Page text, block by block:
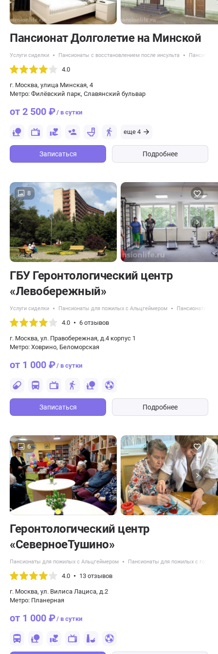
Пансионат Долголетие на Минской
Услуги сиделки Пансионаты с восстановлением после инсульта
4.0
г. Москва, улица Минская, 4
Метро: Филёвский парк, Славянский бульвар
от 2 500 ₽/ в сутки
еще 4
Записаться Подробнее
8
ГБУ Геронтологический центр
«Левобережный»
Услуги сиделки Пансионаты для пожилых с Альцгеймером Пансионаты
4.0 6 отзывов
г. Москва, ул. Правобережная, д.4 корпус 1
Метро: Ховрино, Беломорская
от 1 000 ₽/ в сутки
Записаться Подробнее
6
Геронтологический центр
«СеверноеТушино»
Пансионаты для пожилых с Альцгеймером Пансионаты для пожилых с гос
4.0 13 отзывов
г. Москва, ул. Вилиса Лациса, д.2
Метро: Планерная
от 1 000 ₽/ в сутки